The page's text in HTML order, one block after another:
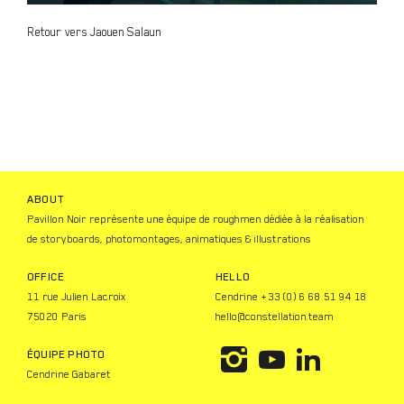
Retour vers Jaouen Salaun
ABOUT
Pavillon Noir représente une équipe de roughmen dédiée à la réalisation
de storyboards, photomontages, animatiques & illustrations
OFFICE
11 rue Julien Lacroix
75020 Paris
HELLO
Cendrine +33 (0) 6 68 51 94 18
hello@constellation.team
ÉQUIPE PHOTO
Cendrine Gabaret
Y
L